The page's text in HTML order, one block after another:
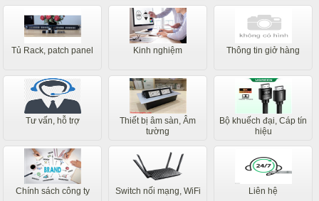
Tủ Rack, patch panel Kinh nghiệm Thông tin giở hàng
Tư vấn, hỗ trợ
Thiết bị âm sàn, Âm
tường
Bộ khuếch đại, Cáp tín
hiệu
Chính sách công ty Switch nối mạng, WiFi Liên hệ